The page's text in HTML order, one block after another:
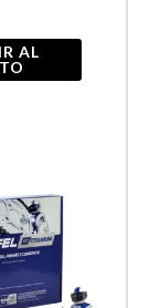
AL